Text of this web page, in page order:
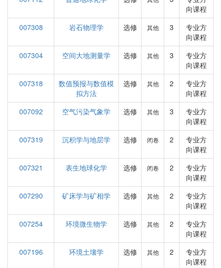
向课程
007308
岩石物理学 选修 其他 3
专业方
向课程
007304
空间大地测量学 选修 其他 3
专业方
向课程
007318
数值预报与数值模
拟方法
选修 其他 2
专业方
向课程
007092
空气污染气象学 选修 其他 3
专业方
向课程
007319
沉积学与地层学 选修 闭卷 2
专业方
向课程
007321
表生地球化学 选修 闭卷 2
专业方
向课程
007290
矿床学与矿相学 选修 其他 2
专业方
向课程
007254
环境微生物学 选修 其他 2
专业方
向课程
007196
环境土壤学 选修 其他 2
专业方
向课程